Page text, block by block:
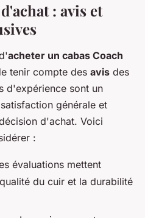
: avis et
acheter un cabas Coach
tenir compte des avis des
d'expérience sont un
générale et
d'achat. Voici
:
évaluations mettent
du cuir et la durabilité